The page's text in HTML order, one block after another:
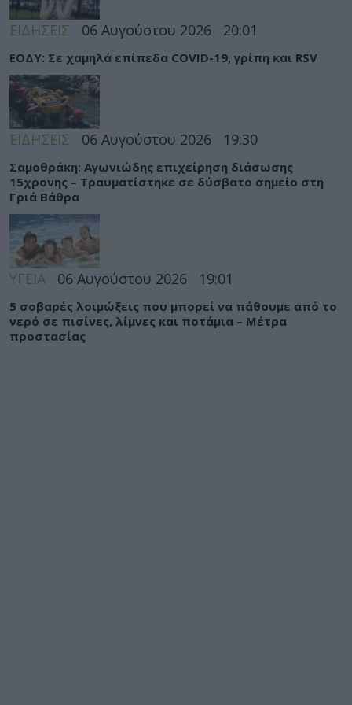
ΕΙΔΗΣΕΙΣ 06 Αυγούστου 2026 20:01
ΕΟΔΥ: Σε χαμηλά επίπεδα COVID-19, γρίπη και RSV
ΕΙΔΗΣΕΙΣ 06 Αυγούστου 2026 19:30
Σαμοθράκη: Αγωνιώδης επιχείρηση διάσωσης
15χρονης – Τραυματίστηκε σε δύσβατο σημείο στη
Γριά Βάθρα
ΥΓΕΙΑ 06 Αυγούστου 2026 19:01
5 σοβαρές λοιμώξεις που μπορεί να πάθουμε από το
νερό σε πισίνες, λίμνες και ποτάμια – Μέτρα
προστασίας